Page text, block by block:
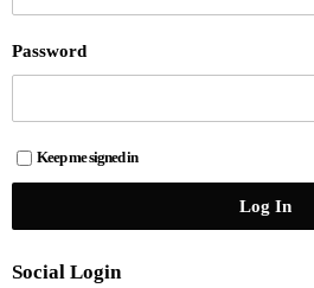
Password
Keep me signed in
Social Login